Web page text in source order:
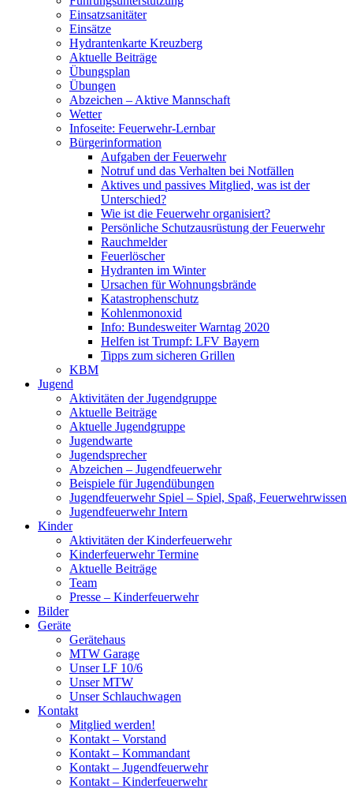
Einsatzsanitäter
Einsätze
Hydrantenkarte Kreuzberg
Aktuelle Beiträge
Übungsplan
Übungen
Abzeichen – Aktive Mannschaft
Wetter
Infoseite: Feuerwehr-Lernbar
Bürgerinformation
Aufgaben der Feuerwehr
Notruf und das Verhalten bei Notfällen
Aktives und passives Mitglied, was ist der
Unterschied?
Wie ist die Feuerwehr organisiert?
Persönliche Schutzausrüstung der Feuerwehr
Rauchmelder
Feuerlöscher
Hydranten im Winter
Ursachen für Wohnungsbrände
Katastrophenschutz
Kohlenmonoxid
Info: Bundesweiter Warntag 2020
Helfen ist Trumpf: LFV Bayern
Tipps zum sicheren Grillen
KBM
Jugend
Aktivitäten der Jugendgruppe
Aktuelle Beiträge
Aktuelle Jugendgruppe
Jugendwarte
Jugendsprecher
Abzeichen – Jugendfeuerwehr
Beispiele für Jugendübungen
Jugendfeuerwehr Spiel – Spiel, Spaß, Feuerwehrwissen
Jugendfeuerwehr Intern
Kinder
Aktivitäten der Kinderfeuerwehr
Kinderfeuerwehr Termine
Aktuelle Beiträge
Team
Presse – Kinderfeuerwehr
Bilder
Geräte
Gerätehaus
MTW Garage
Unser LF 10/6
Unser MTW
Unser Schlauchwagen
Kontakt
Mitglied werden!
Kontakt – Vorstand
Kontakt – Kommandant
Kontakt – Jugendfeuerwehr
Kontakt – Kinderfeuerwehr